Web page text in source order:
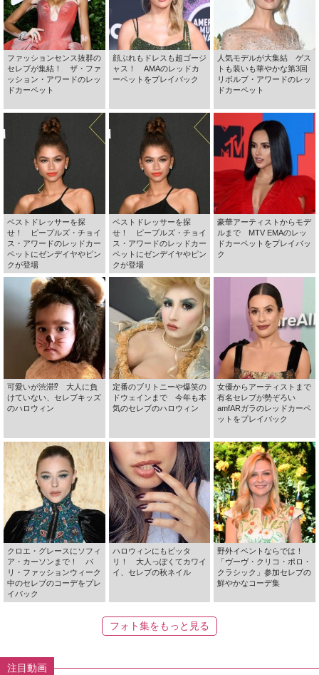
ファッションセンス抜群の
セレブが集結！ ザ・ファ
ッション・アワードのレッ
ドカーペット
顔ぶれもドレスも超ゴージ
ャス！ AMAのレッドカ
ーペットをプレイバック
人気モデルが大集結 ゲス
トも装いも華やかな第3回
リボルブ・アワードのレッ
ドカーペット
ベストドレッサーを探
せ！ ピープルズ・チョイ
ス・アワードのレッドカー
ペットにゼンデイヤやピン
クが登場
ベストドレッサーを探
せ！ ピープルズ・チョイ
ス・アワードのレッドカー
ペットにゼンデイヤやピン
クが登場
豪華アーティストからモデ
ルまで MTV EMAのレッ
ドカーペットをプレイバッ
ク
可愛いが渋滞⁉ 大人に負
けていない、セレブキッズ
のハロウィン
定番のブリトニーや爆笑の
ドウェインまで 今年も本
気のセレブのハロウィン
女優からアーティストまで
有名セレブが勢ぞろい
amfARガラのレッドカーペ
ットをプレイバック
クロエ・グレースにソフィ
ア・カーソンまで！ パ
リ・ファッションウィーク
中のセレブのコーデをプレ
イバック
ハロウィンにもピッタ
リ！ 大人っぽくてカワイ
イ、セレブの秋ネイル
野外イベントならでは！
「ヴーヴ・クリコ・ポロ・
クラシック」参加セレブの
鮮やかなコーデ集
フォト集をもっと見る
注目動画